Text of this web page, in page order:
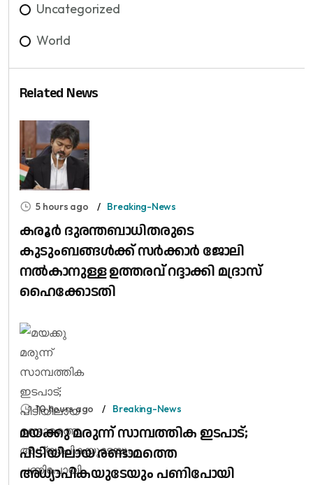
Uncategorized
World
Related News
5 hours ago Breaking-News
കരൂർ ദുരന്തബാധിതരുടെ
കുടുംബങ്ങൾക്ക് സർക്കാർ ജോലി
നൽകാനുള്ള ഉത്തരവ് റദ്ദാക്കി മദ്രാസ്
ഹൈക്കോടതി
10 hours ago Breaking-News
മയക്കു മരുന്ന് സാമ്പത്തിക ഇടപാട്;
പിടിയിലായ രണ്ടാമത്തെ
അധ്യാപികയുടേയും പണിപോയി